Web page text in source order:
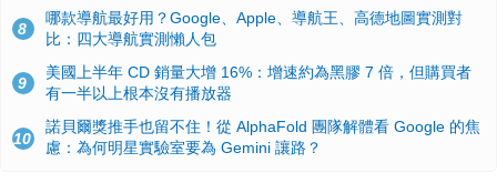
8
哪款導航最好用？Google、Apple、導航王、高德地圖實測對
比：四大導航實測懶人包
9
美國上半年 CD 銷量大增 16%：增速約為黑膠 7 倍，但購買者
有一半以上根本沒有播放器
10
諾貝爾獎推手也留不住！從 AlphaFold 團隊解體看 Google 的焦
慮：為何明星實驗室要為 Gemini 讓路？